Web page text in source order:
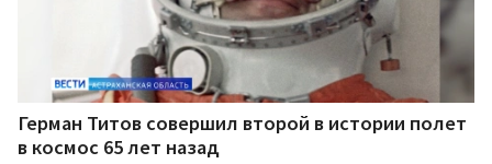
Герман Титов совершил второй в истории полет
в космос 65 лет назад